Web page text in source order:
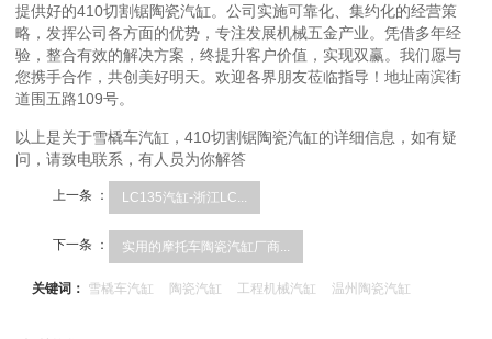
提供好的410切割锯陶瓷汽缸。公司实施可靠化、集约化的经营策
略，发挥公司各方面的优势，专注发展机械五金产业。凭借多年经
验，整合有效的解决方案，终提升客户价值，实现双赢。我们愿与
您携手合作，共创美好明天。欢迎各界朋友莅临指导！地址南滨街
道围五路109号。
以上是关于雪橇车汽缸，410切割锯陶瓷汽缸的详细信息，如有疑
问，请致电联系，有人员为你解答
上一条 ： LC135汽缸-浙江LC...
下一条 ： 实用的摩托车陶瓷汽缸厂商...
关键词： 雪橇车汽缸 陶瓷汽缸 工程机械汽缸 温州陶瓷汽缸